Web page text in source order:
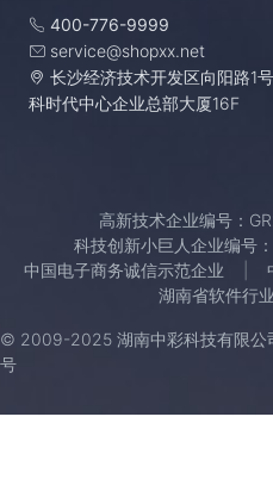
400-776-9999
service@shopxx.net
长沙经济技术开发区向阳路1
科时代中心企业总部大厦16F
高新技术企业编号：
科技创新小巨人企业编号
中国电子商务诚信示范企业
湖南省软件行
© 2009-2025 湖南中彩科技有限公
号